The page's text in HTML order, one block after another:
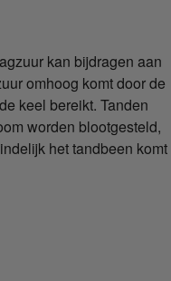
kan bijdragen aan
omhoog komt door de
keel bereikt. Tanden
worden blootgesteld,
het tandbeen komt